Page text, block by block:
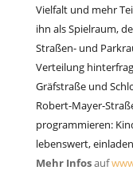
Vielfalt und mehr
ihn als Spielraum,
Straßen- und
Verteilung
Gräfstraße und
Robert-Mayer-
programmieren:
lebenswert,
Mehr Infosauf